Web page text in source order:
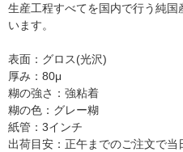
生産工程すべてを国内で行う純
います。
表面：グロス(光沢)
厚み：80μ
糊の強さ：強粘着
糊の色：グレー糊
紙管：3インチ
出荷目安：正午までのご注文で